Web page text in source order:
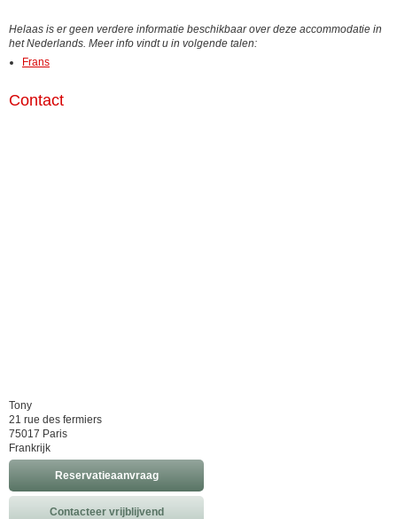
Helaas is er geen verdere informatie beschikbaar over deze accommodatie in
het Nederlands. Meer info vindt u in volgende talen:
Frans
Contact
Tony
21 rue des fermiers
75017 Paris
Frankrijk
Reservatieaanvraag
Contacteer vrijblijvend